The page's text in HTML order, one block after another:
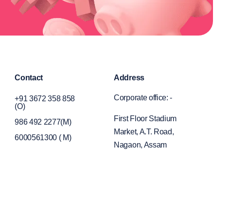
Contact
+91 3672 358 858
(O)
986 492 2277(M)
6000561300 ( M)
Address
Corporate office: -
First Floor Stadium
Market, A.T. Road,
Nagaon, Assam